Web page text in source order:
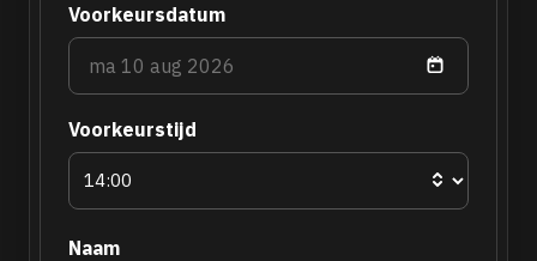
Voorkeursdatum
Voorkeurstijd
Naam